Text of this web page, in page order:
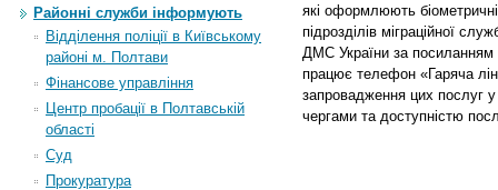
Районні служби інформують
Відділення поліції в Київському
районі м. Полтави
Фінансове управління
Центр пробації в Полтавській
області
Суд
Прокуратура
які оформлюють
підрозділів міграційної
ДМС України за посиланням
працює телефон «Гаряча
запровадження цих послуг
чергами та доступністю